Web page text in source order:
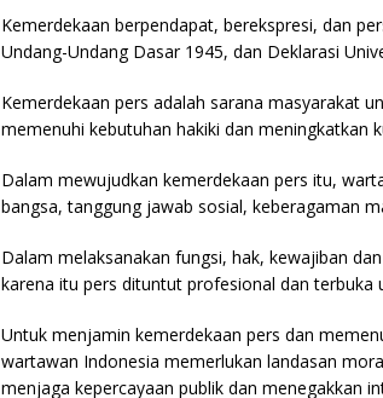
Kemerdekaan berpendapat, berekspresi, dan
Undang-Undang Dasar 1945, dan Deklarasi
Kemerdekaan pers adalah sarana masyarakat
memenuhi kebutuhan hakiki dan meningkatkan
Dalam mewujudkan kemerdekaan pers itu,
bangsa, tanggung jawab sosial, keberagaman
Dalam melaksanakan fungsi, hak, kewajiban
karena itu pers dituntut profesional dan terbuka
Untuk menjamin kemerdekaan pers dan
wartawan Indonesia memerlukan landasan
menjaga kepercayaan publik dan menegakkan